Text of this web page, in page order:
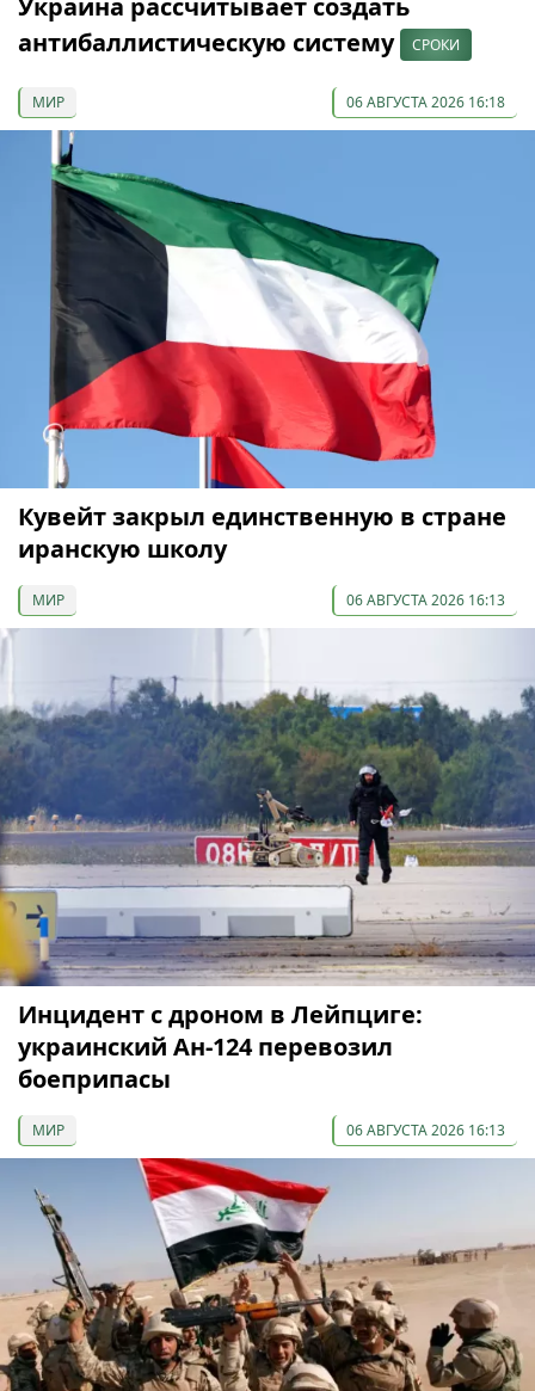
антибаллистическую систему
СРОКИ
МИР 06 АВГУСТА 2026 16:18
Кувейт закрыл единственную в стране
иранскую школу
МИР 06 АВГУСТА 2026 16:13
Инцидент с дроном в Лейпциге:
украинский Ан-124 перевозил
боеприпасы
МИР 06 АВГУСТА 2026 16:13